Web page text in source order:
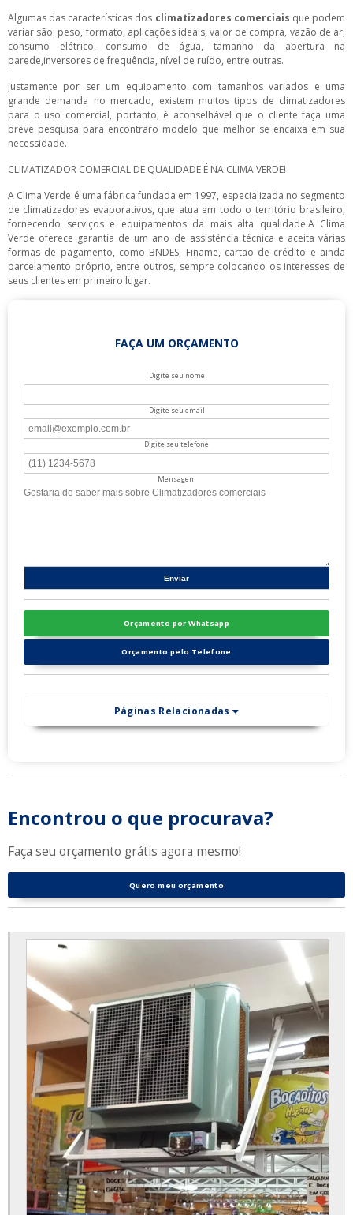
Algumas das características dos climatizadores comerciais que podem
variar são: peso, formato, aplicações ideais, valor de compra, vazão de ar,
consumo elétrico, consumo de água, tamanho da abertura na
parede,inversores de frequência, nível de ruído, entre outras.
Justamente por ser um equipamento com tamanhos variados e uma
grande demanda no mercado, existem muitos tipos de climatizadores
para o uso comercial, portanto, é aconselhável que o cliente faça uma
breve pesquisa para encontraro modelo que melhor se encaixa em sua
necessidade.
CLIMATIZADOR COMERCIAL DE QUALIDADE É NA CLIMA VERDE!
A Clima Verde é uma fábrica fundada em 1997, especializada no segmento
de climatizadores evaporativos, que atua em todo o território brasileiro,
fornecendo serviços e equipamentos da mais alta qualidade.A Clima
Verde oferece garantia de um ano de assistência técnica e aceita várias
formas de pagamento, como BNDES, Finame, cartão de crédito e ainda
parcelamento próprio, entre outros, sempre colocando os interesses de
seus clientes em primeiro lugar.
FAÇA UM ORÇAMENTO
Digite seu nome
Digite seu email
Digite seu telefone
Mensagem
Orçamento por Whatsapp
Orçamento pelo Telefone
Páginas Relacionadas
Encontrou o que procurava?
Faça seu orçamento grátis agora mesmo!
Quero meu orçamento